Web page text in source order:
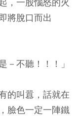
將脫口而出
－不聽！！！」
的叫囂，話就在
臉色一定一陣鐵